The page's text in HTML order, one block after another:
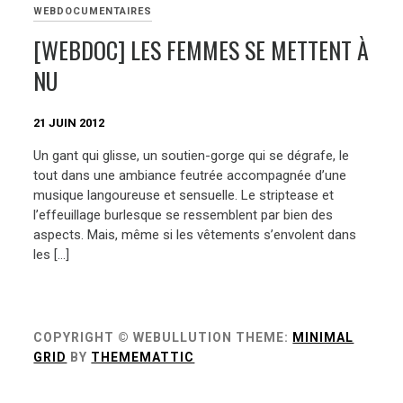
WEBDOCUMENTAIRES
[WEBDOC] LES FEMMES SE METTENT À
NU
21 JUIN 2012
Un gant qui glisse, un soutien-gorge qui se dégrafe, le
tout dans une ambiance feutrée accompagnée d’une
musique langoureuse et sensuelle. Le striptease et
l’effeuillage burlesque se ressemblent par bien des
aspects. Mais, même si les vêtements s’envolent dans
les […]
COPYRIGHT © WEBULLUTION THEME: MINIMAL
GRID BY THEMEMATTIC